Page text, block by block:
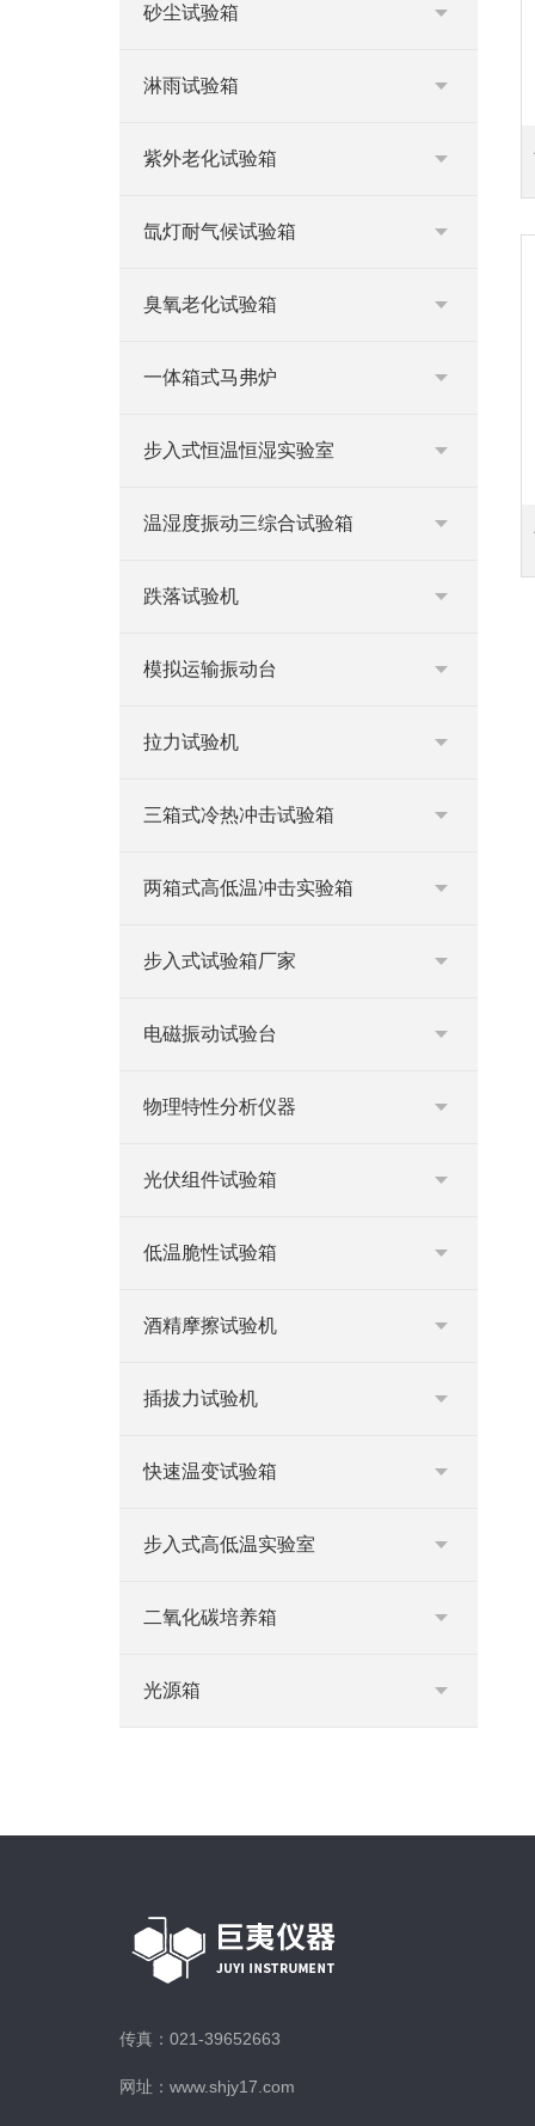
砂尘试验箱
淋雨试验箱
紫外老化试验箱
氙灯耐气候试验箱
臭氧老化试验箱
一体箱式马弗炉
步入式恒温恒湿实验室
温湿度振动三综合试验箱
跌落试验机
模拟运输振动台
拉力试验机
三箱式冷热冲击试验箱
两箱式高低温冲击实验箱
步入式试验箱厂家
电磁振动试验台
物理特性分析仪器
光伏组件试验箱
低温脆性试验箱
酒精摩擦试验机
插拔力试验机
快速温变试验箱
步入式高低温实验室
二氧化碳培养箱
光源箱
传真：021-39652663
网址：www.shjy17.com